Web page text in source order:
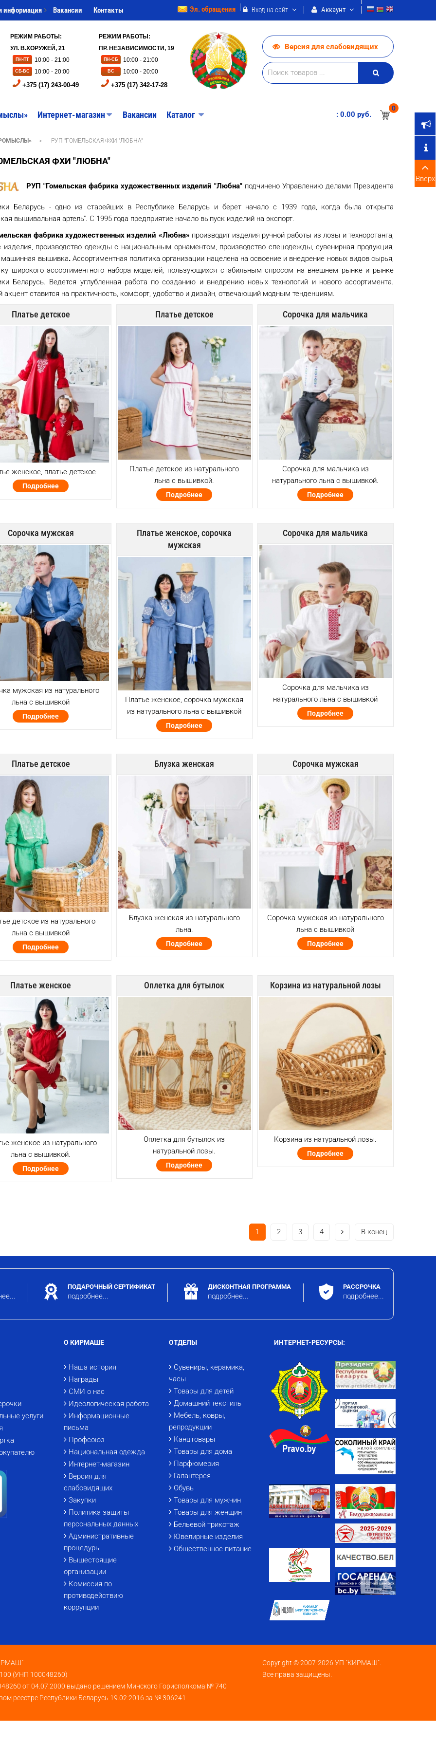
информация Вакансии Контакты Аккаунт
Вход на сайт
Эл. обращения
РЕЖИМ РАБОТЫ:
УЛ. В.ХОРУЖЕЙ, 21
ПН-ПТ 10:00 - 21:00
СБ-ВС 10:00 - 20:00
+375 (17) 243-00-49
РЕЖИМ РАБОТЫ:
ПР. НЕЗАВИСИМОСТИ, 19
ПН-СБ 10:00 - 21:00
ВС 10:00 - 20:00
+375 (17) 342-17-28
Версия для слабовидящих
Интернет-магазин Вакансии Каталог
0
: 0.00 pуб.
> РУП "ГОМЕЛЬСКАЯ ФХИ "ЛЮБНА"
ФХИ "ЛЮБНА"
РУП "Гомельская фабрика художественных изделий "Любна" подчинено Управлению делами Президента
Беларусь - одно из старейших в Республике Беларусь и берет начало с 1939 года, когда была открыта
вышивальная артель". С 1995 года предприятие начало выпуск изделий на экспорт.
фабрика художественных изделий «Любна» производит изделия ручной работы из лозы и техноротанга,
производство одежды с национальным орнаментом, производство спецодежды, сувенирная продукция,
машинная вышивка.Ассортиментная политика организации нацелена на освоение и внедрение новых видов сырья,
широкого ассортиментного набора моделей, пользующихся стабильным спросом на внешнем рынке и рынке
Беларусь. Ведется углубленная работа по созданию и внедрению новых технологий и нового ассортимента.
акцент ставится на практичность, комфорт, удобство и дизайн, отвечающий модным тенденциям.
Платье детское
женское, платье детское
Подробнее
Платье детское
Платье детское из натурального
льна с вышивкой.
Подробнее
Сорочка для мальчика
Сорочка для мальчика из
натурального льна с вышивкой.
Подробнее
Сорочка мужская
мужская из натурального
льна с вышивкой
Подробнее
Платье женское, сорочка
мужская
Платье женское, сорочка мужская
из натурального льна с вышивкой
Подробнее
Сорочка для мальчика
Сорочка для мальчика из
натурального льна с вышивкой
Подробнее
Платье детское
детское из натурального
льна с вышивкой
Подробнее
Блузка женская
Блузка женская из натурального
льна.
Подробнее
Сорочка мужская
Сорочка мужская из натурального
льна с вышивкой
Подробнее
Платье женское
женское из натурального
льна с вышивкой.
Подробнее
Оплетка для бутылок
Оплетка для бутылок из
натуральной лозы.
Подробнее
Корзина из натуральной лозы
Корзина из натуральной лозы.
Подробнее
1 2 3 4 В конец
ПОДАРОЧНЫЙ СЕРТИФИКАТ
подробнее...
ДИСКОНТНАЯ ПРОГРАММА
подробнее...
РАССРОЧКА
подробнее...
услуги
О КИРМАШЕ
Наша история
Награды
СМИ о нас
Идеологическая работа
Информационные
письма
Профсоюз
Национальная одежда
Интернет-магазин
Версия для
слабовидящих
Закупки
Политика защиты
персональных данных
Административные
процедуры
Вышестоящие
организации
Комиссия по
противодействию
коррупции
ОТДЕЛЫ
Сувениры, керамика,
часы
Товары для детей
Домашний текстиль
Мебель, ковры,
репродукции
Канцтовары
Товары для дома
Парфюмерия
Галантерея
Обувь
Товары для мужчин
Товары для женщин
Бельевой трикотаж
Ювелирные изделия
Общественное питание
ИНТЕРНЕТ-РЕСУРСЫ:
(УНП 100048260)
от 04.07.2000 выдано решением Минского Горисполкома № 740
реестре Республики Беларусь 19.02.2016 за № 306241
Copyright © 2007-2026 УП "КИРМАШ".
Все права защищены.
Вверх